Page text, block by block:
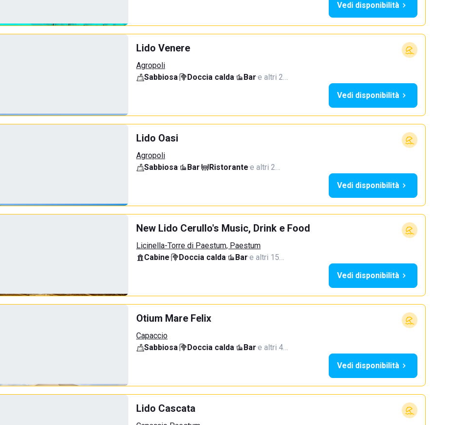
Vedi disponibilità
Lido Venere
Agropoli
Sabbiosa· Doccia calda· Bar·e altri 2…
Vedi disponibilità
Lido Oasi
Agropoli
Sabbiosa· Bar· Ristorante·e altri 2…
Vedi disponibilità
New Lido Cerullo's Music, Drink e Food
Licinella-Torre di Paestum, Paestum
Cabine· Doccia calda· Bar·e altri 15…
Vedi disponibilità
Otium Mare Felix
Capaccio
Sabbiosa· Doccia calda· Bar·e altri 4…
Vedi disponibilità
Lido Cascata